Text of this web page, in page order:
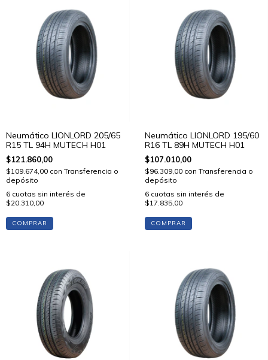
Neumático LIONLORD 205/65
R15 TL 94H MUTECH H01
$121.860,00
$109.674,00 con Transferencia o
depósito
6 cuotas sin interés de
$20.310,00
COMPRAR
Neumático LIONLORD 195/60
R16 TL 89H MUTECH H01
$107.010,00
$96.309,00 con Transferencia o
depósito
6 cuotas sin interés de
$17.835,00
COMPRAR